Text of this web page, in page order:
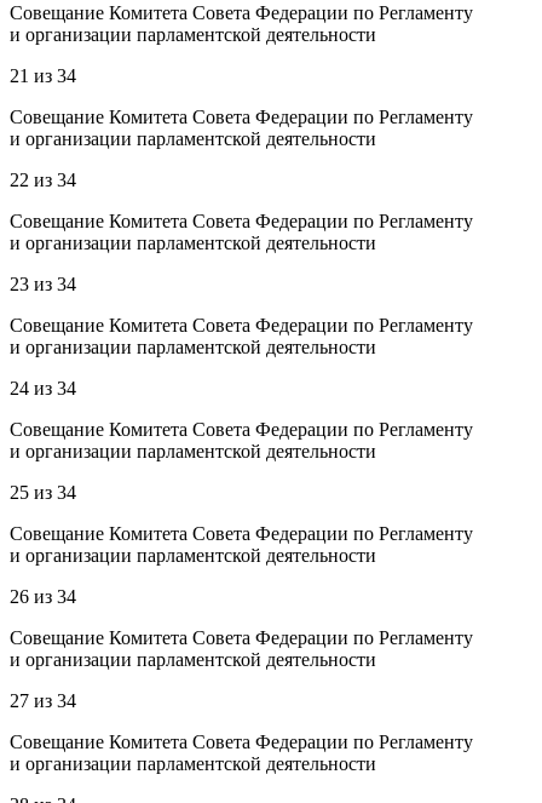
Совещание Комитета Совета Федерации по Регламенту
и организации парламентской деятельности
21 из 34
Совещание Комитета Совета Федерации по Регламенту
и организации парламентской деятельности
22 из 34
Совещание Комитета Совета Федерации по Регламенту
и организации парламентской деятельности
23 из 34
Совещание Комитета Совета Федерации по Регламенту
и организации парламентской деятельности
24 из 34
Совещание Комитета Совета Федерации по Регламенту
и организации парламентской деятельности
25 из 34
Совещание Комитета Совета Федерации по Регламенту
и организации парламентской деятельности
26 из 34
Совещание Комитета Совета Федерации по Регламенту
и организации парламентской деятельности
27 из 34
Совещание Комитета Совета Федерации по Регламенту
и организации парламентской деятельности